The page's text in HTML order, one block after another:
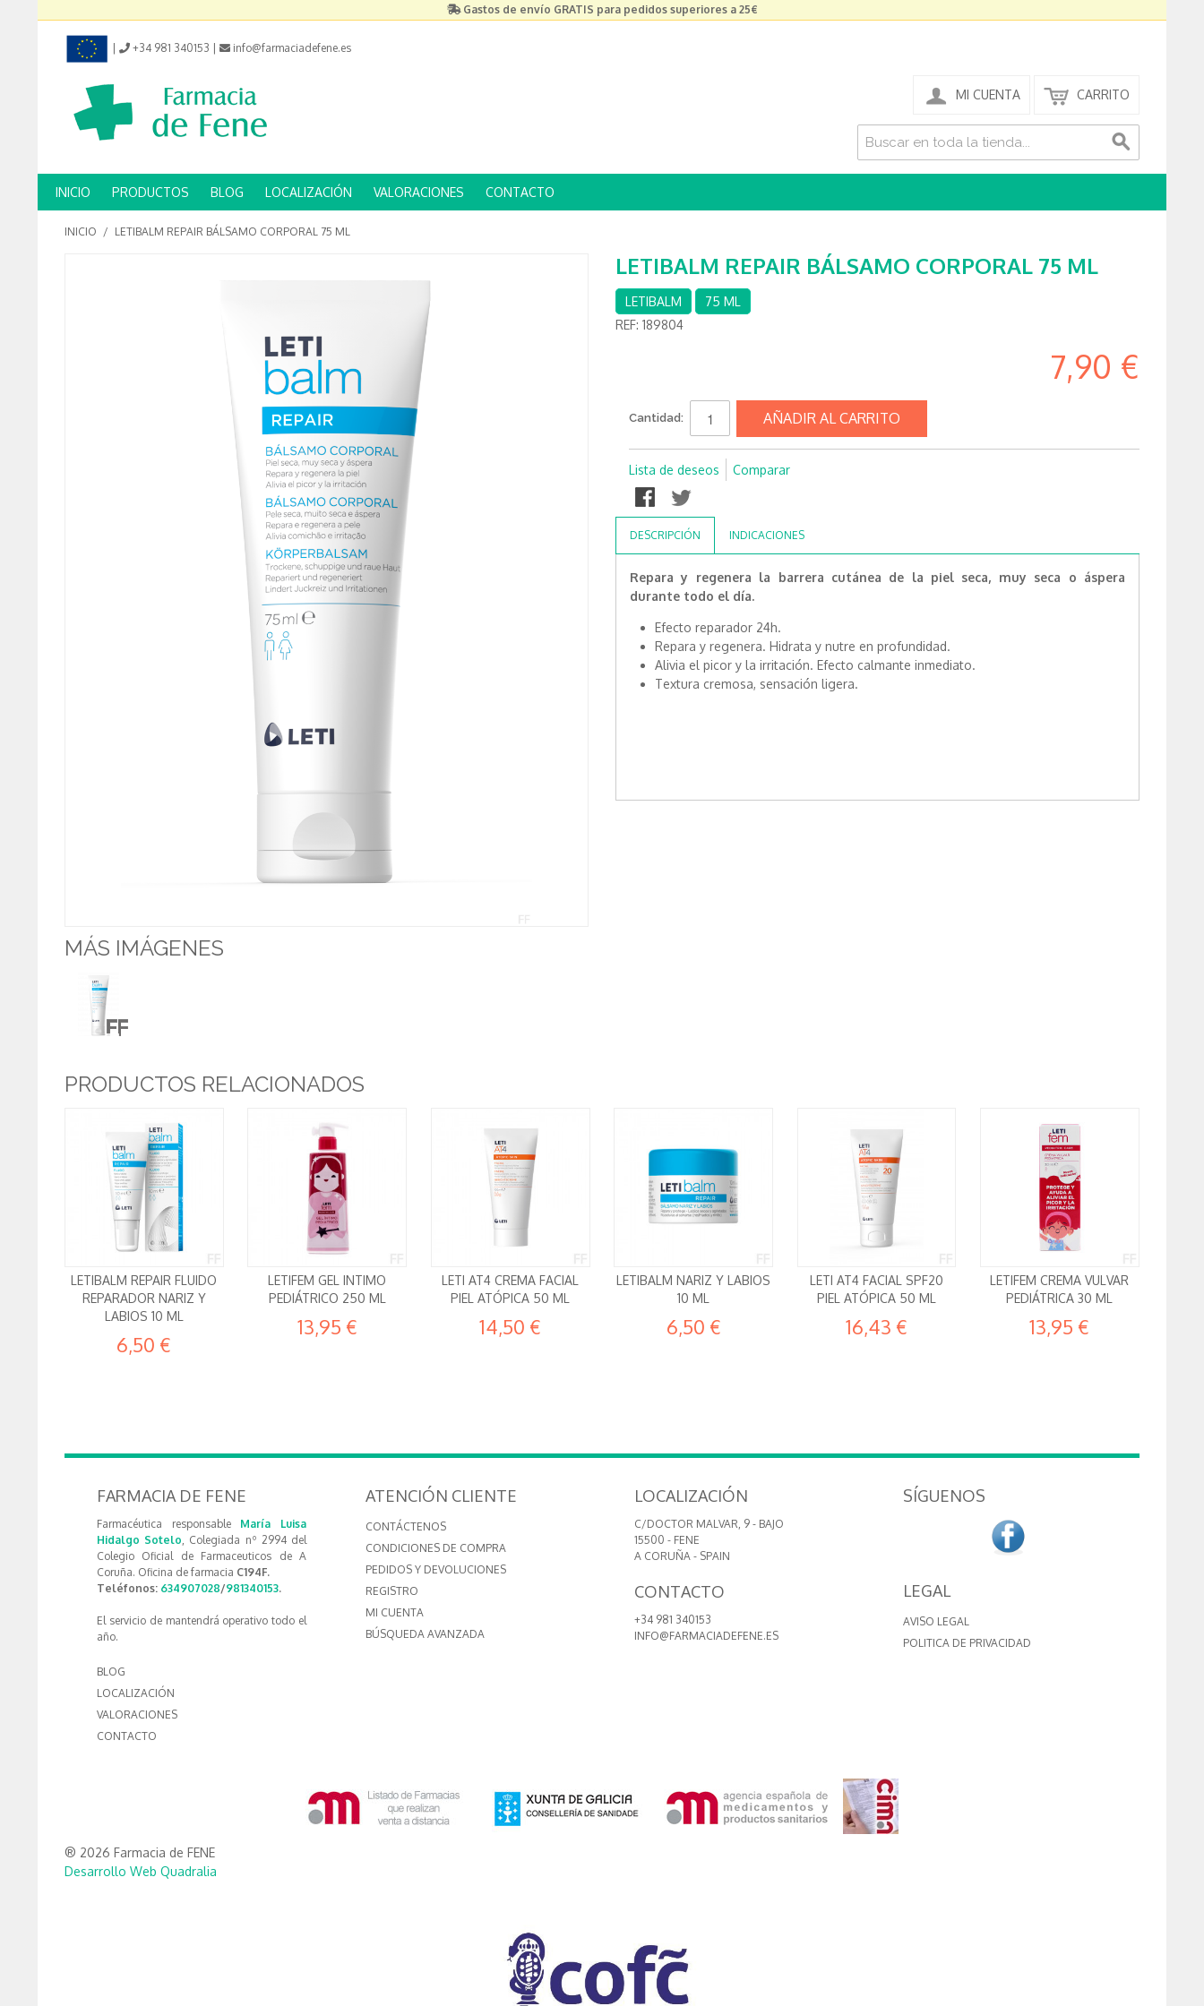
Gastos de envío GRATIS para pedidos superiores a 25€
+34 981 340153 info@farmaciadefene.es
MI CUENTA CARRITO
INICIO PRODUCTOS BLOG LOCALIZACIÓN VALORACIONES CONTACTO
INICIO / LETIBALM REPAIR BÁLSAMO CORPORAL 75 ML
MÁS IMÁGENES
LETIBALM REPAIR BÁLSAMO CORPORAL 75 ML
LETIBALM
75 ML
REF: 189804
7,90 €
Cantidad: AÑADIR AL CARRITO
Lista de deseos Comparar
DESCRIPCIÓN INDICACIONES
Repara y regenera la barrera cutánea de la piel seca, muy seca o áspera
durante todo el día.
Efecto reparador 24h.
Repara y regenera. Hidrata y nutre en profundidad.
Alivia el picor y la irritación. Efecto calmante inmediato.
Textura cremosa, sensación ligera.
PRODUCTOS RELACIONADOS
LETIBALM REPAIR FLUIDO
REPARADOR NARIZ Y
LABIOS 10 ML
6,50 €
LETIFEM GEL INTIMO
PEDIÁTRICO 250 ML
13,95 €
LETI AT4 CREMA FACIAL
PIEL ATÓPICA 50 ML
14,50 €
LETIBALM NARIZ Y LABIOS
10 ML
6,50 €
LETI AT4 FACIAL SPF20
PIEL ATÓPICA 50 ML
16,43 €
LETIFEM CREMA VULVAR
PEDIÁTRICA 30 ML
13,95 €
FARMACIA DE FENE
Farmacéutica responsable María Luisa
Hidalgo Sotelo, Colegiada nº 2994 del
Colegio Oficial de Farmaceuticos de A
Coruña. Oficina de farmacia C194F.
Teléfonos: 634907028/981340153.
El servicio de mantendrá operativo todo el
año.
BLOG
LOCALIZACIÓN
VALORACIONES
CONTACTO
ATENCIÓN CLIENTE
CONTÁCTENOS
CONDICIONES DE COMPRA
PEDIDOS Y DEVOLUCIONES
REGISTRO
MI CUENTA
BÚSQUEDA AVANZADA
LOCALIZACIÓN
C/DOCTOR MALVAR, 9 - BAJO
15500 - FENE
A CORUÑA - SPAIN
CONTACTO
+34 981 340153
INFO@FARMACIADEFENE.ES
SÍGUENOS
LEGAL
AVISO LEGAL
POLITICA DE PRIVACIDAD
® 2026 Farmacia de FENE
Desarrollo Web Quadralia